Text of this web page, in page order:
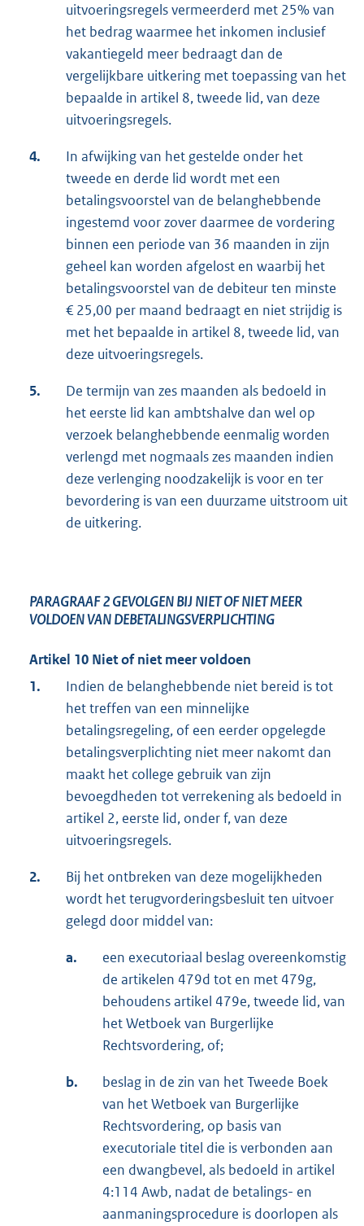
uitvoeringsregels vermeerderd met 25% van
het bedrag waarmee het inkomen inclusief
vakantiegeld meer bedraagt dan de
vergelijkbare uitkering met toepassing van het
bepaalde in artikel 8, tweede lid, van deze
uitvoeringsregels.
4.
In afwijking van het gestelde onder het
tweede en derde lid wordt met een
betalingsvoorstel van de belanghebbende
ingestemd voor zover daarmee de vordering
binnen een periode van 36 maanden in zijn
geheel kan worden afgelost en waarbij het
betalingsvoorstel van de debiteur ten minste
€ 25,00 per maand bedraagt en niet strijdig is
met het bepaalde in artikel 8, tweede lid, van
deze uitvoeringsregels.
5.
De termijn van zes maanden als bedoeld in
het eerste lid kan ambtshalve dan wel op
verzoek belanghebbende eenmalig worden
verlengd met nogmaals zes maanden indien
deze verlenging noodzakelijk is voor en ter
bevordering is van een duurzame uitstroom uit
de uitkering.
PARAGRAAF 2GEVOLGEN BIJ NIET OF NIET MEER
VOLDOEN VAN DEBETALINGSVERPLICHTING
Artikel 10 Niet of niet meer voldoen
1.
Indien de belanghebbende niet bereid is tot
het treffen van een minnelijke
betalingsregeling, of een eerder opgelegde
betalingsverplichting niet meer nakomt dan
maakt het college gebruik van zijn
bevoegdheden tot verrekening als bedoeld in
artikel 2, eerste lid, onder f, van deze
uitvoeringsregels.
2.
Bij het ontbreken van deze mogelijkheden
wordt het terugvorderingsbesluit ten uitvoer
gelegd door middel van:
a.
een executoriaal beslag overeenkomstig
de artikelen 479d tot en met 479g,
behoudens artikel 479e, tweede lid, van
het Wetboek van Burgerlijke
Rechtsvordering, of;
b.
beslag in de zin van het Tweede Boek
van het Wetboek van Burgerlijke
Rechtsvordering, op basis van
executoriale titel die is verbonden aan
een dwangbevel, als bedoeld in artikel
4:114 Awb, nadat de betalings- en
aanmaningsprocedure is doorlopen als